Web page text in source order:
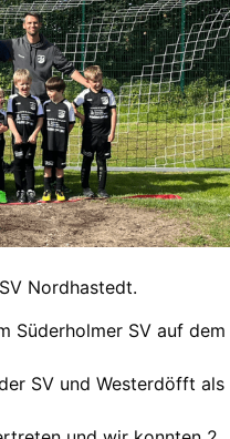
Nordhastedt.
Süderholmer SV auf dem
SV und Westerdöfft als